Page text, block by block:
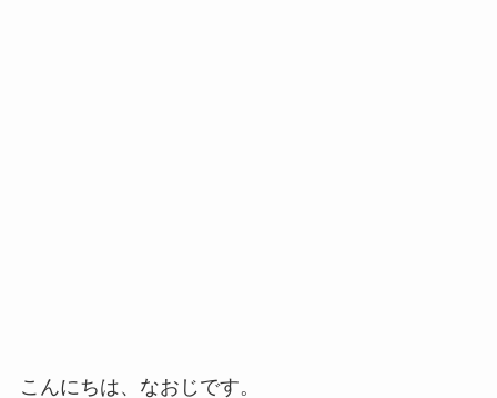
こんにちは、なおじです。